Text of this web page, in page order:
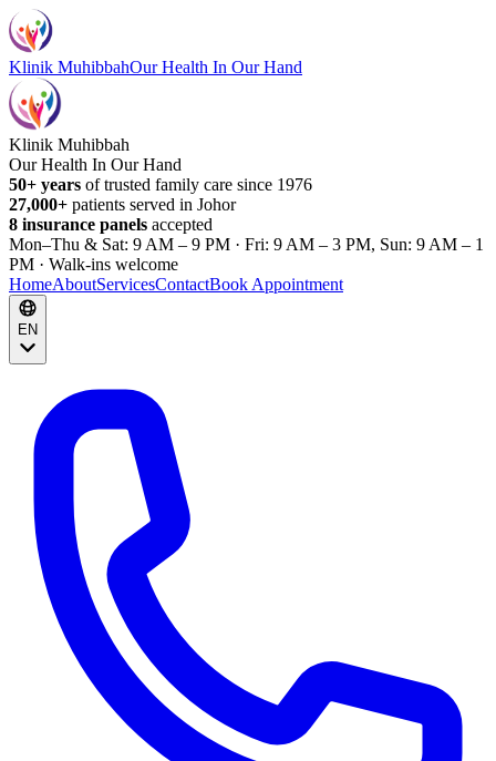
Klinik MuhibbahOur Health In Our Hand
Klinik Muhibbah
Our Health In Our Hand
50+ years of trusted family care since 1976
27,000+ patients served in Johor
8 insurance panels accepted
Mon–Thu & Sat: 9 AM – 9 PM · Fri: 9 AM – 3 PM, Sun: 9 AM – 1
PM · Walk-ins welcome
HomeAboutServicesContactBook Appointment
EN